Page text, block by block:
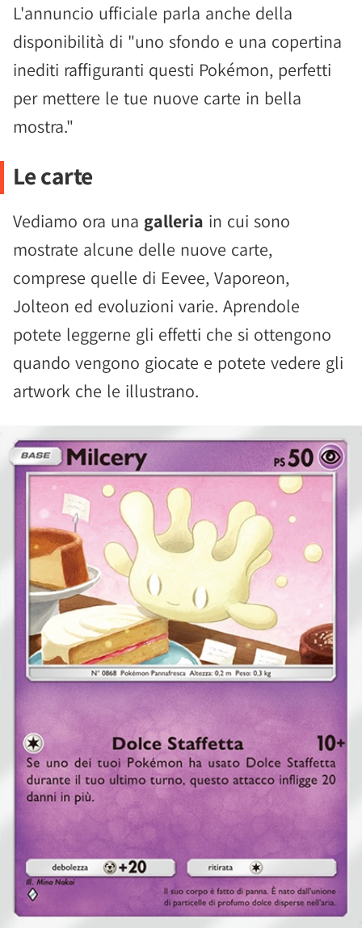
L'annuncio ufficiale parla anche della
disponibilità di "uno sfondo e una copertina
inediti raffiguranti questi Pokémon, perfetti
per mettere le tue nuove carte in bella
mostra."
Le carte
Vediamo ora una galleria in cui sono
mostrate alcune delle nuove carte,
comprese quelle di Eevee, Vaporeon,
Jolteon ed evoluzioni varie. Aprendole
potete leggerne gli effetti che si ottengono
quando vengono giocate e potete vedere gli
artwork che le illustrano.